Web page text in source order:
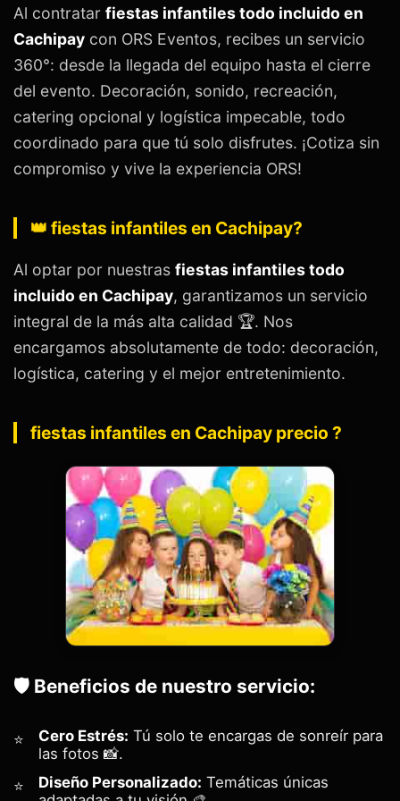
Al contratar fiestas infantiles todo incluido en
Cachipay con ORS Eventos, recibes un servicio
360°: desde la llegada del equipo hasta el cierre
del evento. Decoración, sonido, recreación,
catering opcional y logística impecable, todo
coordinado para que tú solo disfrutes. ¡Cotiza sin
compromiso y vive la experiencia ORS!
👑 fiestas infantiles en Cachipay?
Al optar por nuestras fiestas infantiles todo
incluido en Cachipay, garantizamos un servicio
integral de la más alta calidad 🏆. Nos
encargamos absolutamente de todo: decoración,
logística, catering y el mejor entretenimiento.
fiestas infantiles en Cachipay precio ?
🛡️ Beneficios de nuestro servicio:
Cero Estrés: Tú solo te encargas de sonreír para
las fotos 📸.
Diseño Personalizado: Temáticas únicas